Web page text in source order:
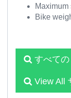
Maximum
Bike
すべて
View All